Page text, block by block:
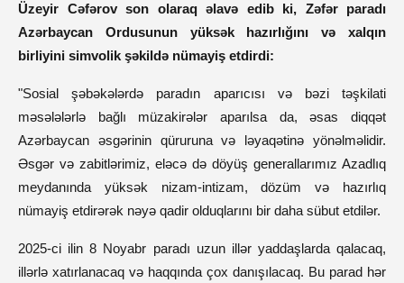
Üzeyir Cəfərov son olaraq əlavə edib ki, Zəfər paradı
Azərbaycan Ordusunun yüksək hazırlığını və xalqın
birliyini simvolik şəkildə nümayiş etdirdi:
"Sosial şəbəkələrdə paradın aparıcısı və bəzi təşkilati
məsələlərlə bağlı müzakirələr aparılsa da, əsas diqqət
Azərbaycan əsgərinin qüruruna və ləyaqətinə yönəlməlidir.
Əsgər və zabitlərimiz, eləcə də döyüş generallarımız Azadlıq
meydanında yüksək nizam-intizam, dözüm və hazırlıq
nümayiş etdirərək nəyə qadir olduqlarını bir daha sübut etdilər.
2025-ci ilin 8 Noyabr paradı uzun illər yaddaşlarda qalacaq,
illərlə xatırlanacaq və haqqında çox danışılacaq. Bu parad hər